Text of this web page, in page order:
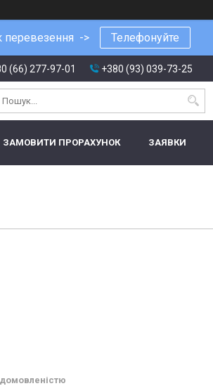
перевезення -> Телефонуйте
(66) 277-97-01 +380 (93) 039-73-25
ЗАМОВИТИ ПРОРАХУНОК ЗАЯВКИ